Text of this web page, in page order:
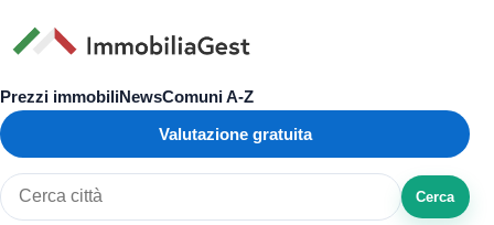
Prezzi immobiliNewsComuni A-Z
Valutazione gratuita
Cerca città o zona
Cerca